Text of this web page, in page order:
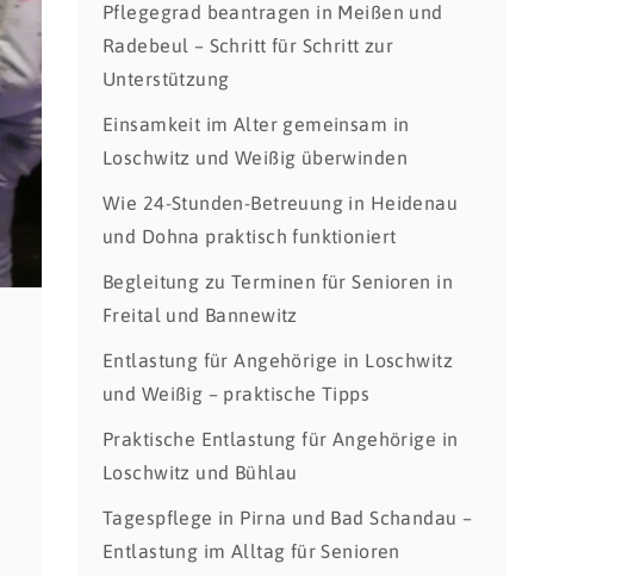
Pflegegrad beantragen in Meißen und
Radebeul – Schritt für Schritt zur
Unterstützung
Einsamkeit im Alter gemeinsam in
Loschwitz und Weißig überwinden
Wie 24-Stunden-Betreuung in Heidenau
und Dohna praktisch funktioniert
Begleitung zu Terminen für Senioren in
Freital und Bannewitz
Entlastung für Angehörige in Loschwitz
und Weißig – praktische Tipps
Praktische Entlastung für Angehörige in
Loschwitz und Bühlau
Tagespflege in Pirna und Bad Schandau –
Entlastung im Alltag für Senioren